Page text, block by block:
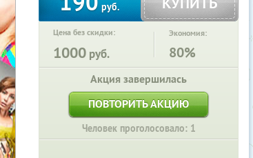
руб.
Цена без скидки:
1000 руб.
Экономия:
80%
Акция завершилась
ПОВТОРИТЬ АКЦИЮ
Человек проголосовало: 1